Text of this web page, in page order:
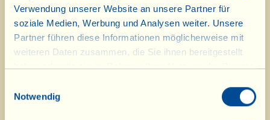
Verwendung unserer Website an unsere Partner für
soziale Medien, Werbung und Analysen weiter. Unsere
Partner führen diese Informationen möglicherweise mit
weiteren Daten zusammen, die Sie ihnen bereitgestellt
haben oder die sie im Rahmen Ihrer Nutzung der Dienste
Notwendig
Leben kosten sollte!
Das Januar-Dessert hat ebenfalls
antike, toskanische und
entstand zu Ehren von Katharina